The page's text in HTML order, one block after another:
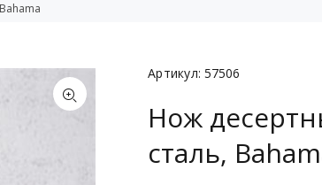
Артикул: 57506
Нож
сталь,